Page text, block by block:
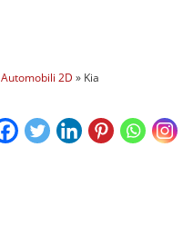
Automobili 2D » Kia